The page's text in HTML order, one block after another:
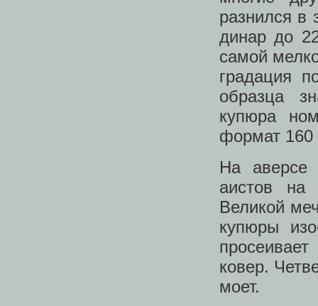
разнился
динар до
самой
градация
образца
купюра
формат
На аверсе
аистов
Великой
купюры
ковер.
моет.